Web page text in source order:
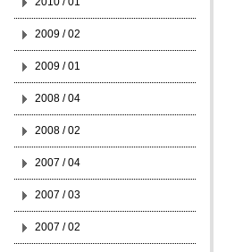
2009 / 02
2009 / 01
2008 / 04
2008 / 02
2007 / 04
2007 / 03
2007 / 02